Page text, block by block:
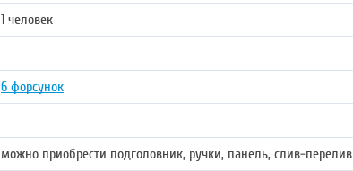
1 человек
6 форсунок
можно приобрести подголовник, ручки, панель, слив-перелив